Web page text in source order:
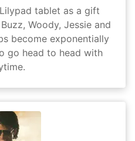
tablet as a gift
Woody, Jessie and
become exponentially
go head to head with